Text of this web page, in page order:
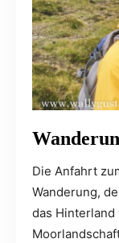
Die Anfahrt
Wanderung,
das Hinterland